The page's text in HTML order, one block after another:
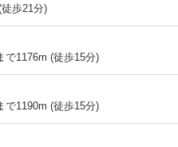
歩21分)
で1176m (徒歩15分)
で1190m (徒歩15分)